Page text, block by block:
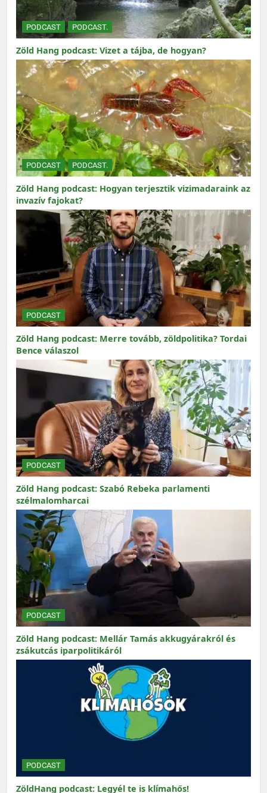
PODCAST PODCAST.
Zöld Hang podcast: Vizet a tájba, de hogyan?
PODCAST PODCAST.
Zöld Hang podcast: Hogyan terjesztik vizimadaraink az
invazív fajokat?
PODCAST
Zöld Hang podcast: Merre tovább, zöldpolitika? Tordai
Bence válaszol
PODCAST
Zöld Hang podcast: Szabó Rebeka parlamenti
szélmalomharcai
PODCAST
Zöld Hang podcast: Mellár Tamás akkugyárakról és
zsákutcás iparpolitikáról
PODCAST
ZöldHang podcast: Legyél te is klímahős!